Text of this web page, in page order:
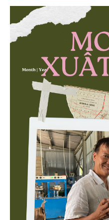
then chốt là nông nghiệp